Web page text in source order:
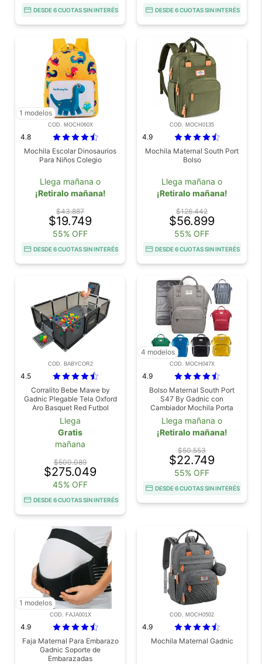
DESDE 6 CUOTAS SIN INTERÉS DESDE 6 CUOTAS SIN INTERÉS
1 modelos
COD. MOCH060X
4.8
Mochila Escolar Dinosaurios
Para Niños Colegio
Llega mañana o
¡Retiralo mañana!
$43.887
$19.749
55% OFF
DESDE 6 CUOTAS SIN INTERÉS
COD. MOCH0135
4.9
Mochila Maternal South Port
Bolso
Llega mañana o
¡Retiralo mañana!
$126.442
$56.899
55% OFF
DESDE 6 CUOTAS SIN INTERÉS
COD. BABYCOR2
4.5
Corralito Bebe Mawe by
Gadnic Plegable Tela Oxford
Aro Basquet Red Futbol
Llega
Gratis
mañana
$500.089
$275.049
45% OFF
DESDE 6 CUOTAS SIN INTERÉS
4 modelos
COD. MOCH047X
4.9
Bolso Maternal South Port
S47 By Gadnic con
Cambiador Mochila Porta
Mamaderas Térmica
Llega mañana o
¡Retiralo mañana!
$50.553
$22.749
55% OFF
DESDE 6 CUOTAS SIN INTERÉS
1 modelos
COD. FAJA001X
4.9
Faja Maternal Para Embarazo
Gadnic Soporte de
Embarazadas
COD. MOCH0502
4.9
Mochila Maternal Gadnic